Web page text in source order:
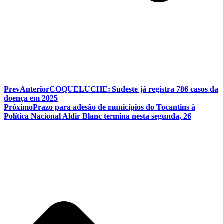
PrevAnteriorCOQUELUCHE: Sudeste já registra 786 casos da
doença em 2025
PróximoPrazo para adesão de municípios do Tocantins à
Política Nacional Aldir Blanc termina nesta segunda, 26